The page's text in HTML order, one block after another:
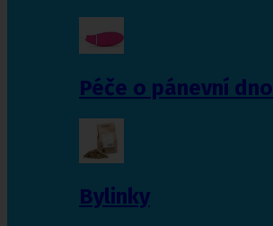
Péče o pánevní dno
Bylinky